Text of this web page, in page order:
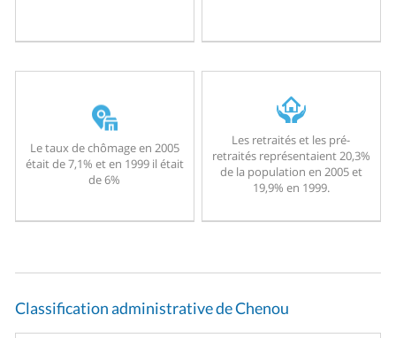
Le taux de chômage en 2005
était de 7,1% et en 1999 il était
de 6%
Les retraités et les pré-
retraités représentaient 20,3%
de la population en 2005 et
19,9% en 1999.
Classification administrative de Chenou